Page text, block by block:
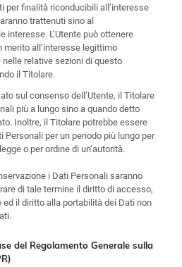
per finalità riconducibili all’interesse
trattenuti sino al
interesse. L’Utente può ottenere
all’interesse legittimo
relative sezioni di questo
il Titolare.
sul consenso dell’Utente, il Titolare
più a lungo sino a quando detto
Inoltre, il Titolare potrebbe essere
Personali per un periodo più lungo per
o per ordine di un’autorità.
i Dati Personali saranno
di tale termine il diritto di accesso,
il diritto alla portabilità dei Dati non
del Regolamento Generale sulla